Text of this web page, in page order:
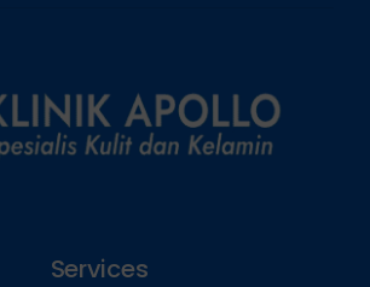
Services